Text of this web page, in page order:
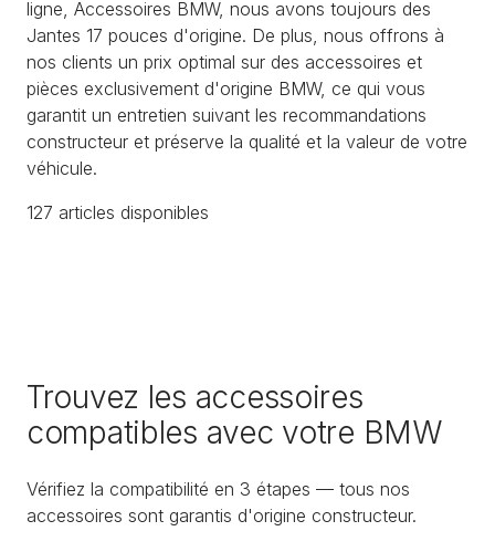
ligne, Accessoires BMW, nous avons toujours des
Jantes 17 pouces d'origine. De plus, nous offrons à
nos clients un prix optimal sur des accessoires et
pièces exclusivement d'origine BMW, ce qui vous
garantit un entretien suivant les recommandations
constructeur et préserve la qualité et la valeur de votre
véhicule.
127 articles disponibles
Trouvez les accessoires
compatibles avec votre BMW
Vérifiez la compatibilité en 3 étapes — tous nos
accessoires sont garantis d'origine constructeur.